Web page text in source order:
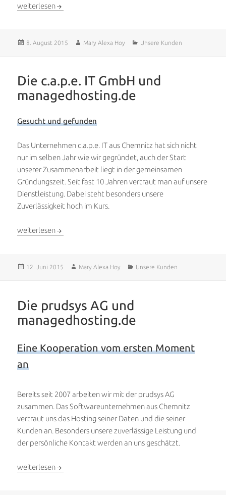
Facelift brand building technologies GmbH und managed-
weiterlesen
Veröffentlicht
8. August 2015 Autor
Mary Alexa Hoy Kategorien
Unsere Kunden
Die c.a.p.e. IT GmbH und
managedhosting.de
Gesucht und gefunden
Das Unternehmen c.a.p.e. IT aus Chemnitz hat sich nicht
nur im selben Jahr wie wir gegründet, auch der Start
unserer Zusammenarbeit liegt in der gemeinsamen
Gründungszeit. Seit fast 10 Jahren vertraut man auf unsere
Dienstleistung. Dabei steht besonders unsere
Zuverlässigkeit hoch im Kurs.
Die c.a.p.e. IT GmbH und managedhosting.de
weiterlesen
Veröffentlicht
12. Juni 2015 Autor
Mary Alexa Hoy Kategorien
Unsere Kunden
Die prudsys AG und
managedhosting.de
Eine Kooperation vom ersten Moment
an
Bereits seit 2007 arbeiten wir mit der prudsys AG
zusammen. Das Softwareunternehmen aus Chemnitz
vertraut uns das Hosting seiner Daten und die seiner
Kunden an. Besonders unsere zuverlässige Leistung und
der persönliche Kontakt werden an uns geschätzt.
Die prudsys AG und managedhosting.de
weiterlesen